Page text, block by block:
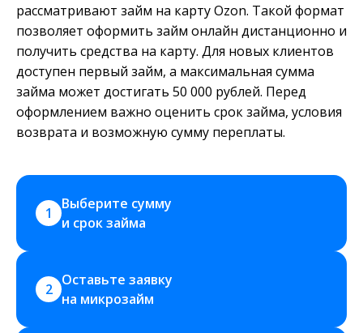
рассматривают займ на карту Ozon. Такой формат
позволяет оформить займ онлайн дистанционно и
получить средства на карту. Для новых клиентов
доступен первый займ, а максимальная сумма
займа может достигать 50 000 рублей. Перед
оформлением важно оценить срок займа, условия
возврата и возможную сумму переплаты.
1
Выберите сумму
и срок займа
2
Оставьте заявку
на микрозайм